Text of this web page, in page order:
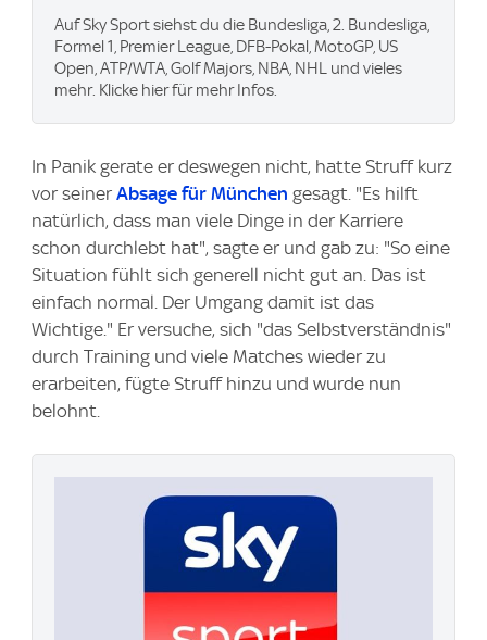
Auf Sky Sport siehst du die Bundesliga, 2. Bundesliga,
Formel 1, Premier League, DFB-Pokal, MotoGP, US
Open, ATP/WTA, Golf Majors, NBA, NHL und vieles
mehr. Klicke hier für mehr Infos.
In Panik gerate er deswegen nicht, hatte Struff kurz
vor seiner Absage für München gesagt. "Es hilft
natürlich, dass man viele Dinge in der Karriere
schon durchlebt hat", sagte er und gab zu: "So eine
Situation fühlt sich generell nicht gut an. Das ist
einfach normal. Der Umgang damit ist das
Wichtige." Er versuche, sich "das Selbstverständnis"
durch Training und viele Matches wieder zu
erarbeiten, fügte Struff hinzu und wurde nun
belohnt.